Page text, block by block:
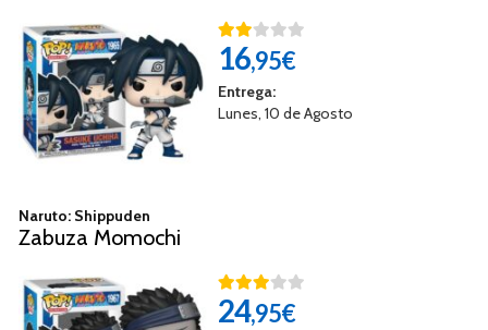
16,95€
Entrega:
Lunes, 10 de Agosto
Naruto: Shippuden
Zabuza Momochi
24,95€